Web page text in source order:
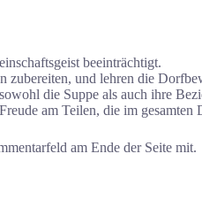
beeinträchtigt.
zubereiten, und lehren die
die Suppe als auch ihre
am Teilen, die im gesamten
am Ende der Seite mit.